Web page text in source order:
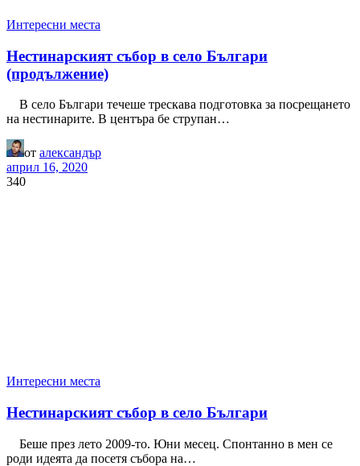
Интересни места
Нестинарският събор в село Българи
(продължение)
В село Българи течеше трескава подготовка за посрещането
на нестинарите. В центъра бе струпан…
от александър
април 16, 2020
340
Интересни места
Нестинарският събор в село Българи
Беше през лето 2009-то. Юни месец. Спонтанно в мен се
роди идеята да посетя събора на…